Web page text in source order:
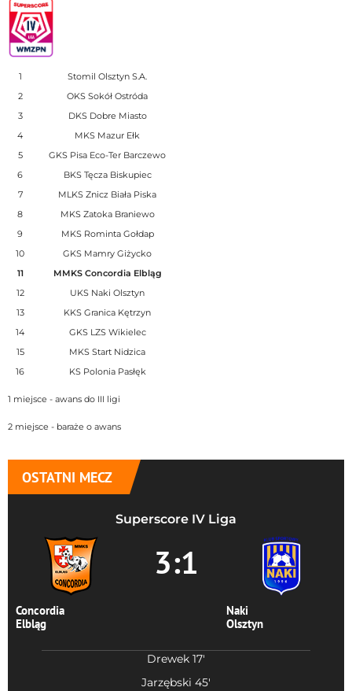
1
Stomil Olsztyn S.A.
2
OKS Sokół Ostróda
3
DKS Dobre Miasto
4
MKS Mazur Ełk
5
GKS Pisa Eco-Ter Barczewo
6
BKS Tęcza Biskupiec
7
MLKS Znicz Biała Piska
8
MKS Zatoka Braniewo
9
MKS Rominta Gołdap
10
GKS Mamry Giżycko
11
MMKS Concordia Elbląg
12
UKS Naki Olsztyn
13
KKS Granica Kętrzyn
14
GKS LZS Wikielec
15
MKS Start Nidzica
16
KS Polonia Pasłęk
1 miejsce - awans do III ligi
2 miejsce - baraże o awans
OSTATNI MECZ
Superscore IV Liga
Concordia
Elbląg
3:1
Naki
Olsztyn
Drewek 17'
Jarzębski 45'